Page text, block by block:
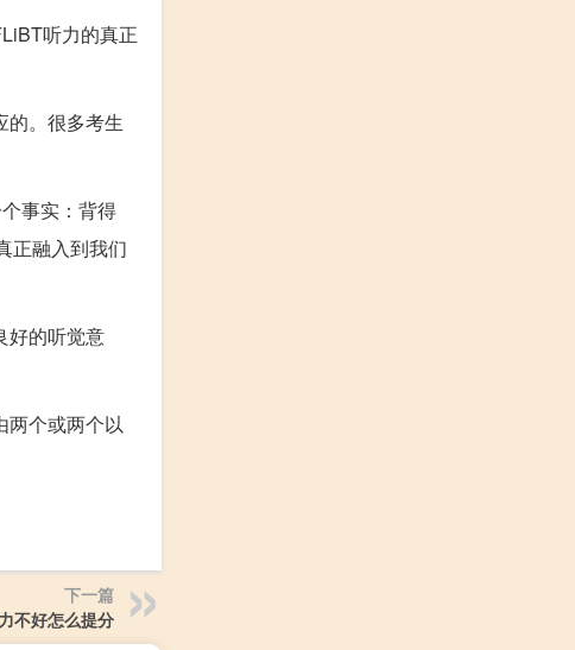
听力的真正
的。很多考生
事实：背得
正融入到我们
好的听觉意
两个或两个以
下一篇
不好怎么提分